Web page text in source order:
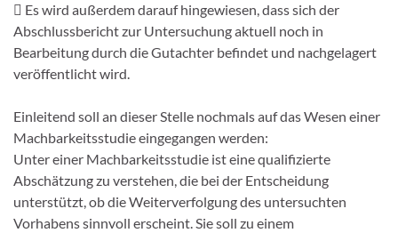
 Es wird außerdem darauf hingewiesen, dass sich der
Abschlussbericht zur Untersuchung aktuell noch in
Bearbeitung durch die Gutachter befindet und nachgelagert
veröffentlicht wird.
Einleitend soll an dieser Stelle nochmals auf das Wesen einer
Machbarkeitsstudie eingegangen werden:
Unter einer Machbarkeitsstudie ist eine qualifizierte
Abschätzung zu verstehen, die bei der Entscheidung
unterstützt, ob die Weiterverfolgung des untersuchten
Vorhabens sinnvoll erscheint. Sie soll zu einem